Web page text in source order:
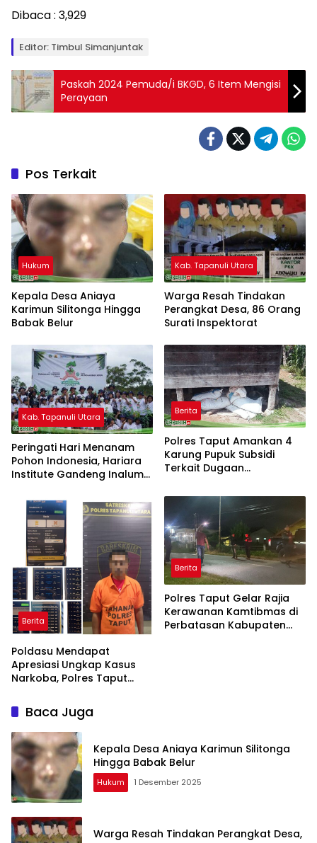
Dibaca : 3,929
Editor: Timbul Simanjuntak
Paskah 2024 Pemuda/i BKGD, 6 Item Mengisi
Perayaan
Pos Terkait
Hukum
Kepala Desa Aniaya
Karimun Silitonga Hingga
Babak Belur
Kab. Tapanuli Utara
Warga Resah Tindakan
Perangkat Desa, 86 Orang
Surati Inspektorat
Kab. Tapanuli Utara
Peringati Hari Menanam
Pohon Indonesia, Hariara
Institute Gandeng Inalum
Laksanakan Penanaman
Pohon Di Kecamatan
Sipahutar
Berita
Polres Taput Amankan 4
Karung Pupuk Subsidi
Terkait Dugaan
Sigotom
Berita
Poldasu Mendapat
Apresiasi Ungkap Kasus
Narkoba, Polres Taput
Berita
Polres Taput Gelar Rajia
Kerawanan Kamtibmas di
Perbatasan Kabupaten
Baca Juga
Kepala Desa Aniaya Karimun Silitonga
Hingga Babak Belur
Hukum 1 Desember 2025
Warga Resah Tindakan Perangkat Desa,